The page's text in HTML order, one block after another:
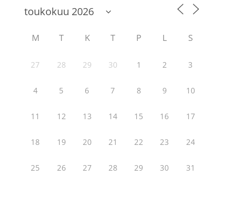
M T K T P L S
27 28 29 30 1 2 3
4 5 6 7 8 9 10
11 12 13 14 15 16 17
18 19 20 21 22 23 24
25 26 27 28 29 30 31